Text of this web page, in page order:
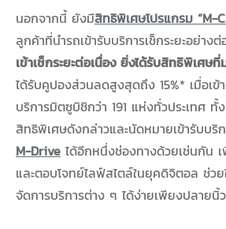
นอกจากนี้ ยังมีสิทธิพิเศษโปรแกรม “M-
ลูกค้าที่นำรถเข้ารับบริการเช็กระยะอย่าง
เข้าเช็กระยะต่อเนื่อง ยิ่งได้รับสิทธิพิเศษที่
ได้รับคูปองส่วนลดสูงสุดถึง 15%* เมื่อเข้
บริการมิตซูบิชิกว่า 191 แห่งทั่วประเทศ
สิทธิพิเศษดังกล่าวและนัดหมายเข้ารับบริ
M-Drive ได้อีกหนึ่งช่องทางด้วยเช่นกัน
และตอบโจทย์ไลฟ์สไตล์ในยุคดิจิตอล ช่ว
จัดการบริการต่าง ๆ ได้ง่ายเพียงปลายนิ้ว